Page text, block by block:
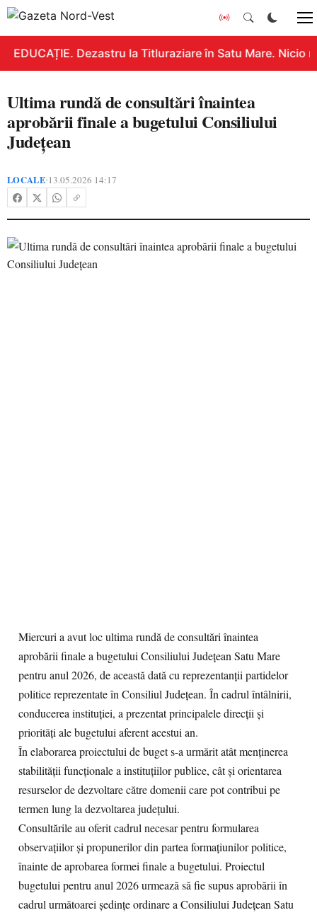
EDUCAȚIE. Dezastru la Titluraziare în Satu Mare. Nicio
Ultima rundă de consultări înaintea
aprobării finale a bugetului Consiliului
Județean
LOCALE•13.05.2026 14:17
Miercuri a avut loc ultima rundă de consultări înaintea
aprobării finale a bugetului Consiliului Județean Satu Mare
pentru anul 2026, de această dată cu reprezentanții partidelor
politice reprezentate în Consiliul Județean. În cadrul întâlnirii,
conducerea instituției, a prezentat principalele direcții și
priorități ale bugetului aferent acestui an.
În elaborarea proiectului de buget s-a urmărit atât menținerea
stabilității funcționale a instituțiilor publice, cât și orientarea
resurselor de dezvoltare către domenii care pot contribui pe
termen lung la dezvoltarea județului.
Consultările au oferit cadrul necesar pentru formularea
observațiilor și propunerilor din partea formațiunilor politice,
înainte de aprobarea formei finale a bugetului. Proiectul
bugetului pentru anul 2026 urmează să fie supus aprobării în
cadrul următoarei ședințe ordinare a Consiliului Județean Satu